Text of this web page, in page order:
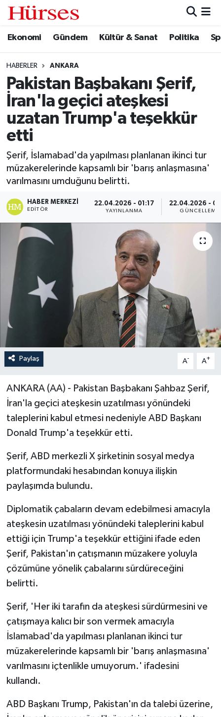
Ekonomi Gündem Kültür & Sanat Politika
HABERLER ANKARA
Pakistan Başbakanı Şerif,
İran'la geçici ateşkesi
uzatan Trump'a teşekkür
etti
Şerif, İslamabad'da yapılması planlanan ikinci tur
müzakerelerinde kapsamlı bir 'barış anlaşmasına'
varılmasını umduğunu belirtti.
HABER MERKEZI
EDITÖR
22.04.2026 - 01:17
YAYINLANMA
22.04.2026 -
GÜNCELLEME
Paylaş A- A+
ANKARA (AA) - Pakistan Başbakanı Şahbaz Şerif,
İran'la geçici ateşkesin uzatılması yönündeki
taleplerini kabul etmesi nedeniyle ABD Başkanı
Donald Trump'a teşekkür etti.
Şerif, ABD merkezli X şirketinin sosyal medya
platformundaki hesabından konuya ilişkin
paylaşımda bulundu.
Diplomatik çabaların devam edebilmesi amacıyla
ateşkesin uzatılması yönündeki taleplerini kabul
ettiği için Trump'a teşekkür ettiğini ifade eden
Şerif, Pakistan'ın çatışmanın müzakere yoluyla
çözümüne yönelik çabalarını sürdüreceğini
belirtti.
Şerif, 'Her iki tarafın da ateşkesi sürdürmesini ve
çatışmaya kalıcı bir son vermek amacıyla
İslamabad'da yapılması planlanan ikinci tur
müzakerelerinde kapsamlı bir 'barış anlaşmasına'
varılmasını içtenlikle umuyorum.' ifadesini
kullandı.
ABD Başkanı Trump, Pakistan'ın da talebi üzerine,
Ekonomi
Gündem
Kültür & Sanat
Politika
Spor
Turizm
Hava Durumu
Trafik Durumu
Süper Lig Puan Durumu ve Fikstür
Tüm Manşetler
Son Dakika Haberleri
Haber Arşivi